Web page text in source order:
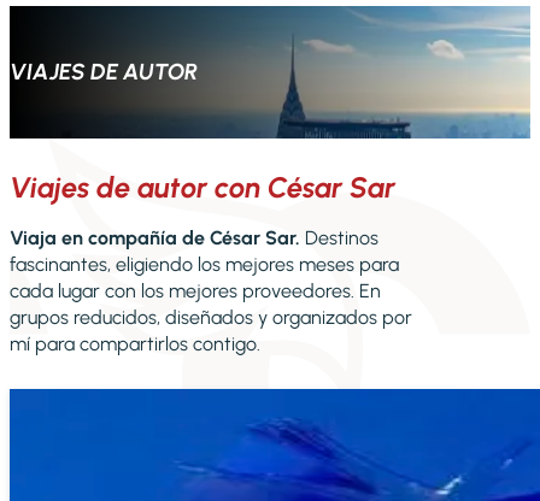
VIAJES DE AUTOR
Viajes de autor con César Sar
Viaja en compañía de César Sar. Destinos
fascinantes, eligiendo los mejores meses para
cada lugar con los mejores proveedores. En
grupos reducidos, diseñados y organizados por
mí para compartirlos contigo.